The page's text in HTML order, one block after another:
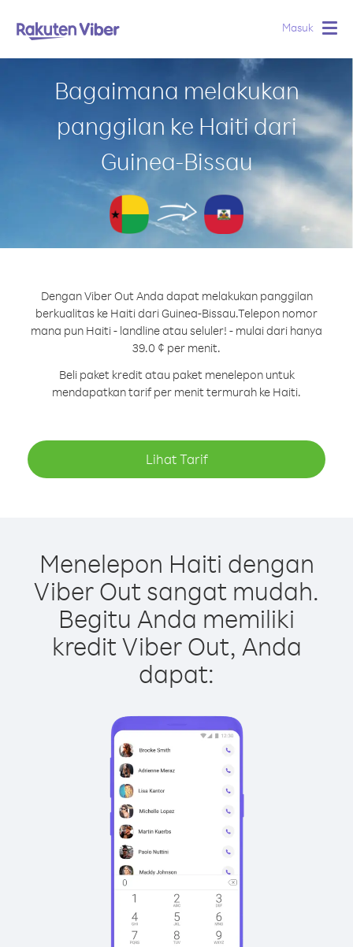
Masuk
Bagaimana melakukan
panggilan ke Haiti dari
Guinea-Bissau
Dengan Viber Out Anda dapat melakukan panggilan
berkualitas ke Haiti dari Guinea-Bissau.Telepon nomor
mana pun Haiti - landline atau seluler! - mulai dari hanya
39.0 ¢ per menit.
Beli paket kredit atau paket menelepon untuk
mendapatkan tarif per menit termurah ke Haiti.
Lihat Tarif
Menelepon Haiti dengan
Viber Out sangat mudah.
Begitu Anda memiliki
kredit Viber Out, Anda
dapat: